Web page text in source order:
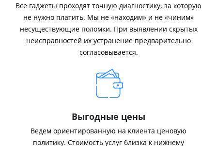
Все гаджеты проходят точную диагностику, за которую
не нужно платить. Мы не «находим» и не «чиним»
несуществующие поломки. При выявлении скрытых
неисправностей их устранение предварительно
согласовывается.
Выгодные цены
Ведем ориентированную на клиента ценовую
политику. Стоимость услуг близка к нижнему